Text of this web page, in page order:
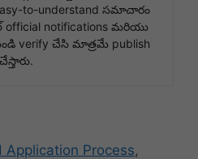
to-understand సమాచారం
official notifications మరియు
verify చేసి మాత్రమే publish
చేస్తారు.
Application Process,